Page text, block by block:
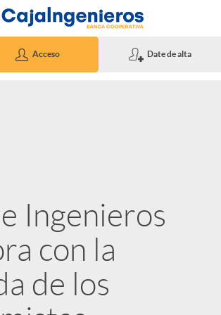
principal
Acceso Date de alta
Ingenieros
con la
de los